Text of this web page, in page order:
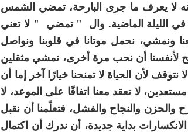
لا يعرف ما جرى البارحة، تمضي الشمس
الليلة الماضية. وال " تمضي " لا تعني
ونمشي، نحمل موتانا في قلوبنا ونواصل
لأنفسنا أن نحب مرة أخرى، نمشي مثقلين
لأن الحياة لا تمنحنا خيارًا آخر إما أن
لا تعقد معنا اتفاقًا على الموعد، لا
والحزن والنجاح والفشل، فتعلّمنا أن نقبل
بداية جديدة، أن ندرك أن اكتمال